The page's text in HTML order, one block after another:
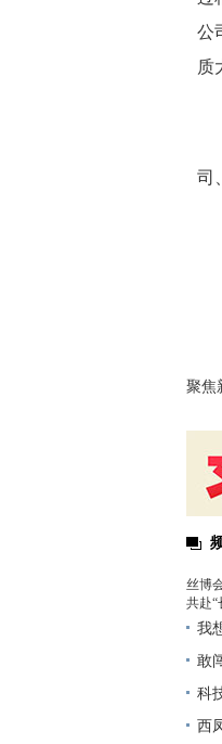
公
质
司
聚焦
沙
丝博
共赴“
我
敢
科
电
西